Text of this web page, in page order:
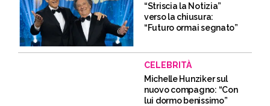
“Striscia la Notizia”
verso la chiusura:
“Futuro ormai segnato”
CELEBRITÀ
Michelle Hunziker sul
nuovo compagno: “Con
lui dormo benissimo”